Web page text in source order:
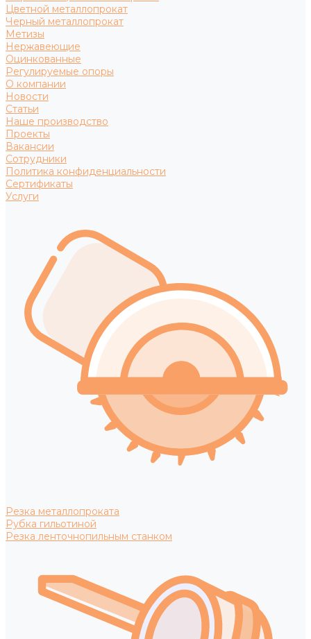
Цветной металлопрокат
Черный металлопрокат
Метизы
Нержавеющие
Оцинкованные
Регулируемые опоры
О компании
Новости
Статьи
Наше производство
Проекты
Вакансии
Сотрудники
Политика конфиденциальности
Сертификаты
Услуги
Резка металлопроката
Рубка гильотиной
Резка ленточнопильным станком